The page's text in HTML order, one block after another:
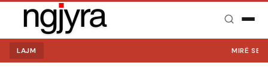
LAJM MIRË SE VINI NË